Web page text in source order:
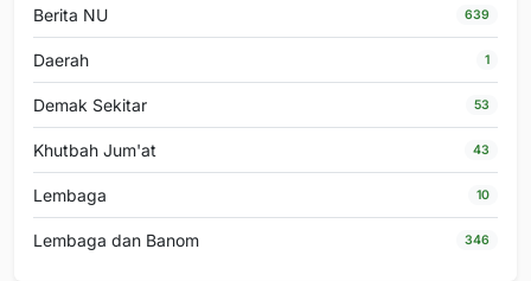
Berita NU 639
Daerah 1
Demak Sekitar 53
Khutbah Jum'at 43
Lembaga 10
Lembaga dan Banom 346